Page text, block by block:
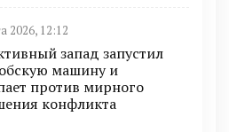
2026, 12:12
запад запустил
машину и
против мирного
конфликта